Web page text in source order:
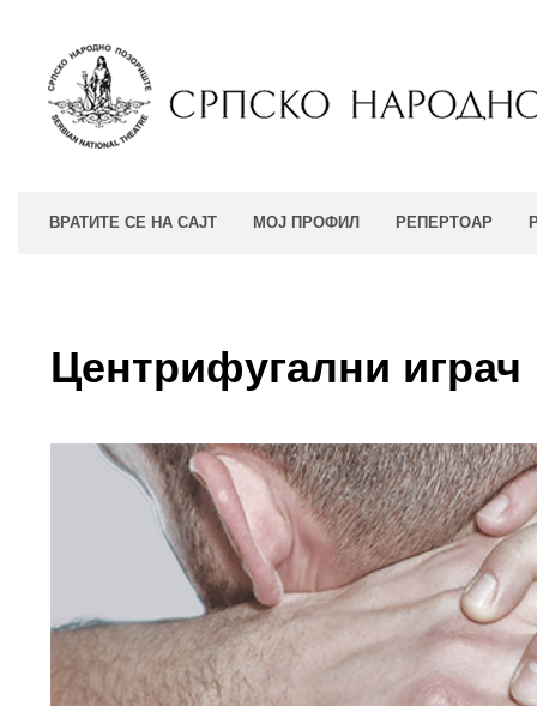
ВРАТИТЕ СЕ НА САЈТ МОЈ ПРОФИЛ РЕПЕРТОАР
Центрифугални играч